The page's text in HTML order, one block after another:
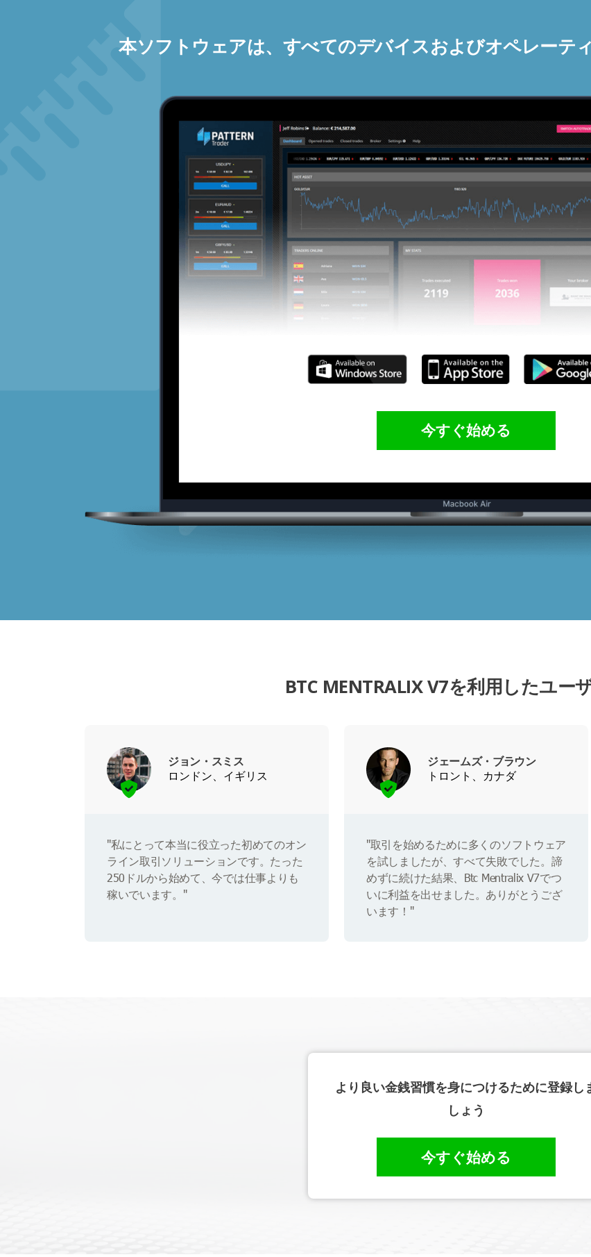
本ソフトウェアは、すべてのデバイスおよびオペレーテ
今すぐ始める
BTC MENTRALIX V7を利用したユー
ジョン・スミス
ロンドン、イギリス
"私にとって本当に役立った初めてのオン
ライン取引ソリューションです。たった
250ドルから始めて、今では仕事よりも
稼いでいます。"
ジェームズ・ブラウン
トロント、カナダ
"取引を始めるために多くのソフトウェア
を試しましたが、すべて失敗でした。諦
めずに続けた結果、Btc Mentralix V7でつ
いに利益を出せました。ありがとうござ
います！"
より良い金銭習慣を身につけるために登録し
しょう
今すぐ始める